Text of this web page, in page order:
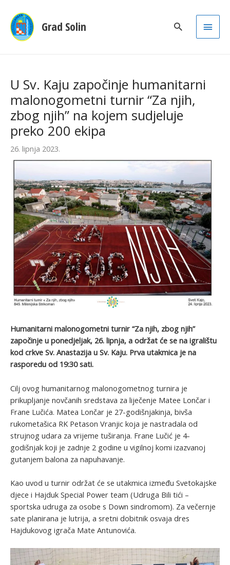
Grad Solin
Main
U Sv. Kaju započinje humanitarni
malonogometni turnir “Za njih,
zbog njih” na kojem sudjeluje
preko 200 ekipa
26. lipnja 2023.
Humanitarni malonogometni turnir “Za njih, zbog njih”
započinje u ponedjeljak, 26. lipnja, a održat će se na igralištu
kod crkve Sv. Anastazija u Sv. Kaju. Prva utakmica je na
rasporedu od 19:30 sati.
Cilj ovog humanitarnog malonogometnog turnira je
prikupljanje novčanih sredstava za liječenje Matee Lončar i
Frane Lučića. Matea Lončar je 27-godišnjakinja, bivša
rukometašica RK Petason Vranjic koja je nastradala od
strujnog udara za vrijeme tuširanja. Frane Lučić je 4-
godišnjak koji je zadnje 2 godine u vigilnoj komi izazvanoj
gutanjem balona za napuhavanje.
Kao uvod u turnir održat će se utakmica između Svetokajske
djece i Hajduk Special Power team (Udruga Bili tići –
sportska udruga za osobe s Down sindromom). Za večernje
sate planirana je lutrija, a sretni dobitnik osvaja dres
Hajdukovog igrača Mate Antunovića.